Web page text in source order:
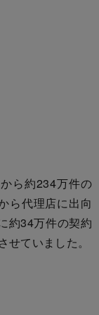
ら約234万件の
ら代理店に出向
約34万件の契約
ていました。